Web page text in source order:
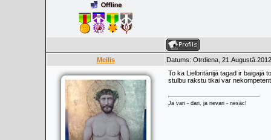
Meilis Datums: Otrdiena,
To ka Lielbritānijā tagad ir baigajā
stulbu rakstu tikai var
Ja vari - dari, ja nevari - nesāc!